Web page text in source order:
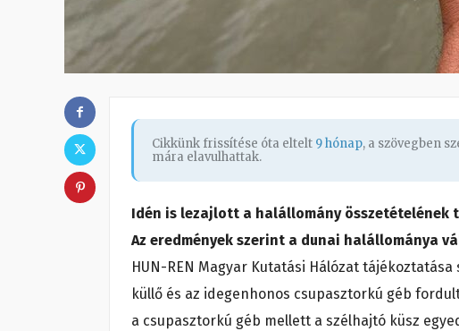
Cikkünk frissítése óta eltelt 9 hónap, a szövegben
mára elavulhattak.
Idén is lezajlott a halállomány összetételének
Az eredmények szerint a dunai halállománya
HUN-REN Magyar Kutatási Hálózat
küllő és az idegenhonos csupasztorkú géb
a csupasztorkú géb mellett a szélhajtó küsz